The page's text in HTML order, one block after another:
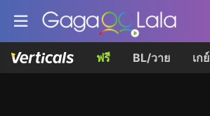
ฟรี BL/วาย เกย์